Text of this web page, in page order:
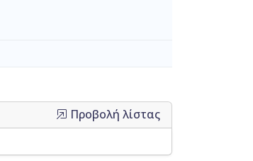
Προβολή λίστας